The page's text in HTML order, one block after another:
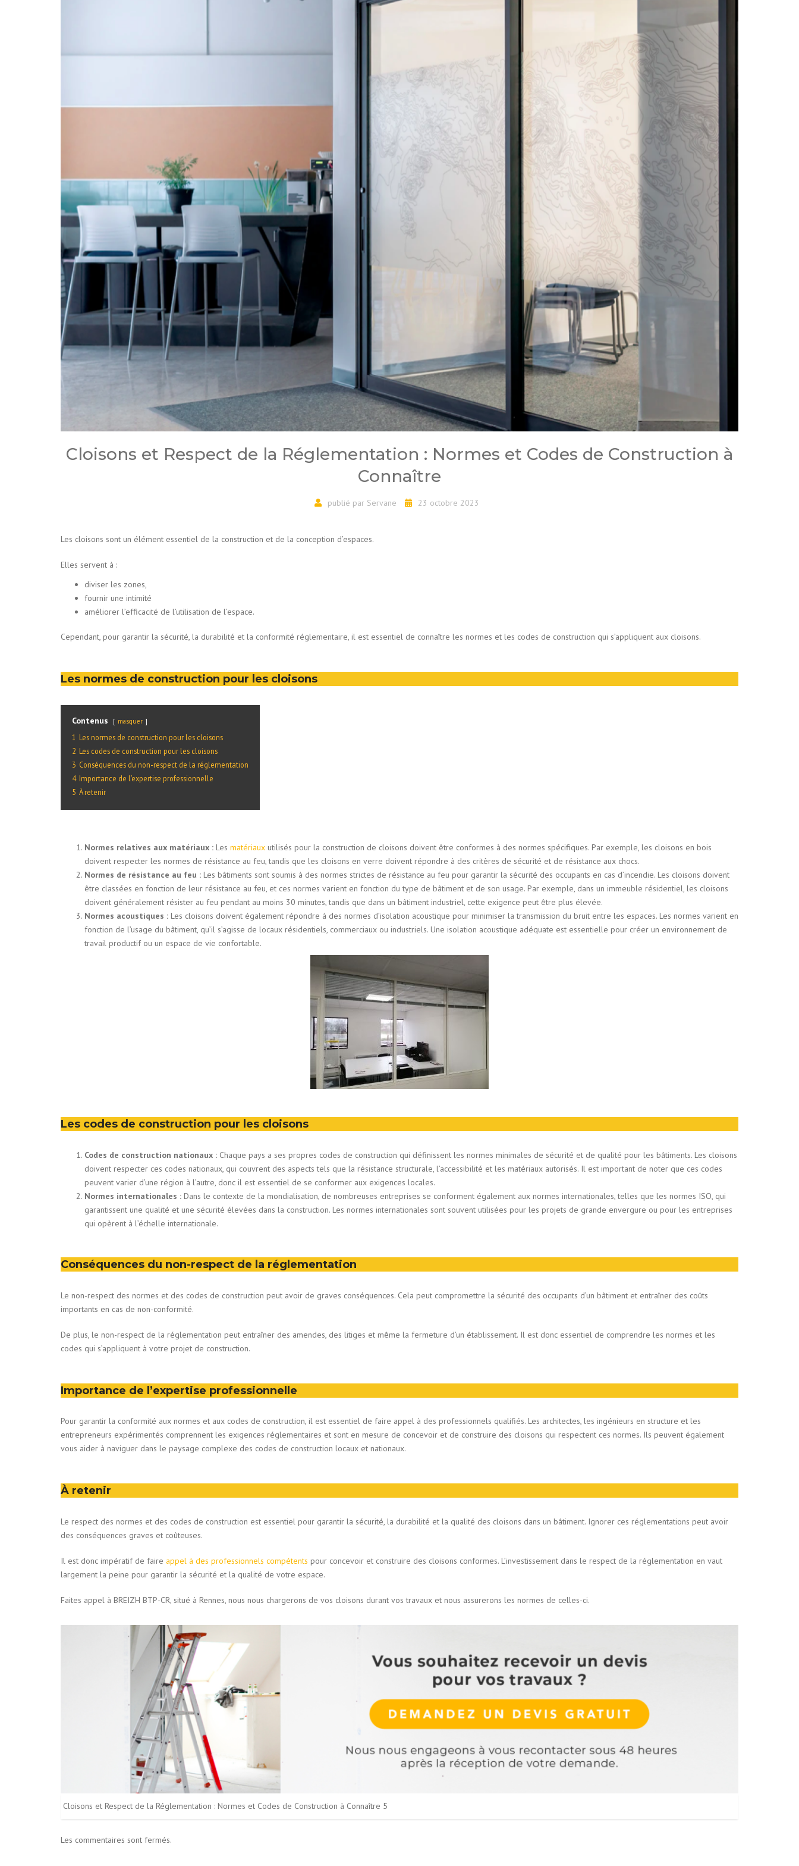
Cloisons et Respect de la Réglementation : Normes et Codes de Construction à
Connaître
publié par Servane 23 octobre 2023
Les cloisons sont un élément essentiel de la construction et de la conception d’espaces.
Elles servent à :
diviser les zones,
fournir une intimité
améliorer l’efficacité de l’utilisation de l’espace.
Cependant, pour garantir la sécurité, la durabilité et la conformité réglementaire, il est essentiel de connaître les normes et les codes de construction qui s’appliquent aux cloisons.
Les normes de construction pour les cloisons
Contenus masquer
1 Les normes de construction pour les cloisons
2 Les codes de construction pour les cloisons
3 Conséquences du non-respect de la réglementation
4 Importance de l’expertise professionnelle
5 À retenir
Normes relatives aux matériaux : Les matériaux utilisés pour la construction de cloisons doivent être conformes à des normes spécifiques. Par exemple, les cloisons en bois
doivent respecter les normes de résistance au feu, tandis que les cloisons en verre doivent répondre à des critères de sécurité et de résistance aux chocs.
Normes de résistance au feu : Les bâtiments sont soumis à des normes strictes de résistance au feu pour garantir la sécurité des occupants en cas d’incendie. Les cloisons doivent
être classées en fonction de leur résistance au feu, et ces normes varient en fonction du type de bâtiment et de son usage. Par exemple, dans un immeuble résidentiel, les cloisons
doivent généralement résister au feu pendant au moins 30 minutes, tandis que dans un bâtiment industriel, cette exigence peut être plus élevée.
Normes acoustiques : Les cloisons doivent également répondre à des normes d’isolation acoustique pour minimiser la transmission du bruit entre les espaces. Les normes varient en
fonction de l’usage du bâtiment, qu’il s’agisse de locaux résidentiels, commerciaux ou industriels. Une isolation acoustique adéquate est essentielle pour créer un environnement de
travail productif ou un espace de vie confortable.
Les codes de construction pour les cloisons
Codes de construction nationaux : Chaque pays a ses propres codes de construction qui définissent les normes minimales de sécurité et de qualité pour les bâtiments. Les cloisons
doivent respecter ces codes nationaux, qui couvrent des aspects tels que la résistance structurale, l’accessibilité et les matériaux autorisés. Il est important de noter que ces codes
peuvent varier d’une région à l’autre, donc il est essentiel de se conformer aux exigences locales.
Normes internationales : Dans le contexte de la mondialisation, de nombreuses entreprises se conforment également aux normes internationales, telles que les normes ISO, qui
garantissent une qualité et une sécurité élevées dans la construction. Les normes internationales sont souvent utilisées pour les projets de grande envergure ou pour les entreprises
qui opèrent à l’échelle internationale.
Conséquences du non-respect de la réglementation
Le non-respect des normes et des codes de construction peut avoir de graves conséquences. Cela peut compromettre la sécurité des occupants d’un bâtiment et entraîner des coûts
importants en cas de non-conformité.
De plus, le non-respect de la réglementation peut entraîner des amendes, des litiges et même la fermeture d’un établissement. Il est donc essentiel de comprendre les normes et les
codes qui s’appliquent à votre projet de construction.
Importance de l’expertise professionnelle
Pour garantir la conformité aux normes et aux codes de construction, il est essentiel de faire appel à des professionnels qualifiés. Les architectes, les ingénieurs en structure et les
entrepreneurs expérimentés comprennent les exigences réglementaires et sont en mesure de concevoir et de construire des cloisons qui respectent ces normes. Ils peuvent également
vous aider à naviguer dans le paysage complexe des codes de construction locaux et nationaux.
À retenir
Le respect des normes et des codes de construction est essentiel pour garantir la sécurité, la durabilité et la qualité des cloisons dans un bâtiment. Ignorer ces réglementations peut avoir
des conséquences graves et coûteuses.
Il est donc impératif de faire appel à des professionnels compétents pour concevoir et construire des cloisons conformes. L’investissement dans le respect de la réglementation en vaut
largement la peine pour garantir la sécurité et la qualité de votre espace.
Faites appel à BREIZH BTP-CR, situé à Rennes, nous nous chargerons de vos cloisons durant vos travaux et nous assurerons les normes de celles-ci.
Cloisons et Respect de la Réglementation : Normes et Codes de Construction à Connaître 5
Les commentaires sont fermés.